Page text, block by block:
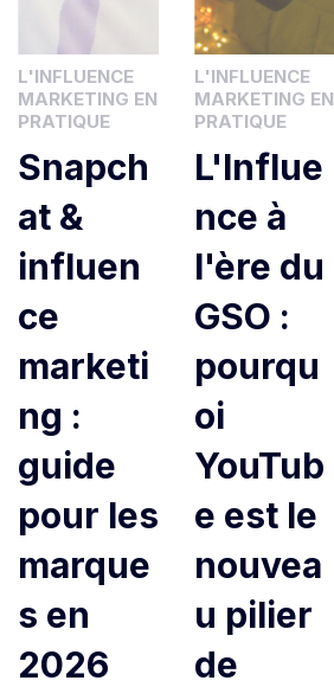
L'INFLUENCE
MARKETING EN
PRATIQUE
Snapch
at &
influen
ce
marketi
ng :
guide
pour les
marque
s en
2026
L'INFLUENCE
MARKETING EN
PRATIQUE
L'Influe
nce à
l'ère du
GSO :
pourqu
oi
YouTub
e est le
nouvea
u pilier
de